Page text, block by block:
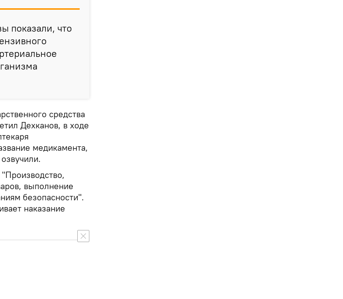
показали, что
средства
Дехканов, в ходе
медикамента,
выполнение
безопасности".
наказание